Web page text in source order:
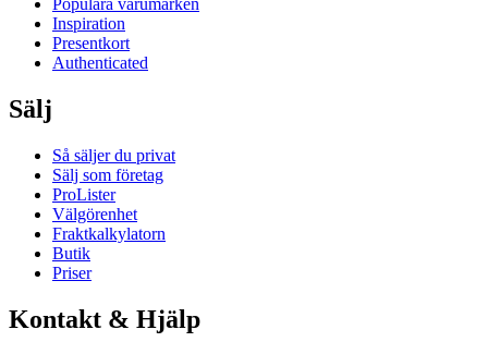
Populära varumärken
Inspiration
Presentkort
Authenticated
Sälj
Så säljer du privat
Sälj som företag
ProLister
Välgörenhet
Fraktkalkylatorn
Butik
Priser
Kontakt & Hjälp